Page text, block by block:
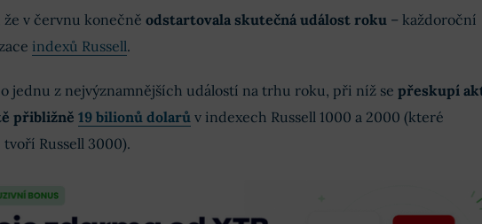
že v červnu konečně odstartovala skutečná událost roku– každoroční
indexů Russell.
o jednu z nejvýznamnějších událostí na trhu roku, při níž se přeskupí
přibližně 19 bilionů dolarův indexech Russell 1000 a 2000 (které
tvoří Russell 3000).